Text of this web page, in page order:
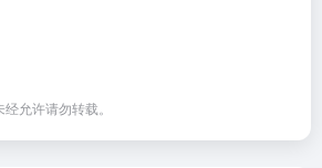
允许请勿转载。